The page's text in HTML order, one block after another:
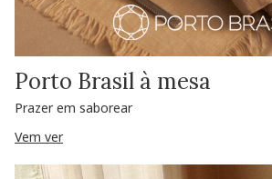
Porto Brasil à mesa
Prazer em saborear
Vem ver